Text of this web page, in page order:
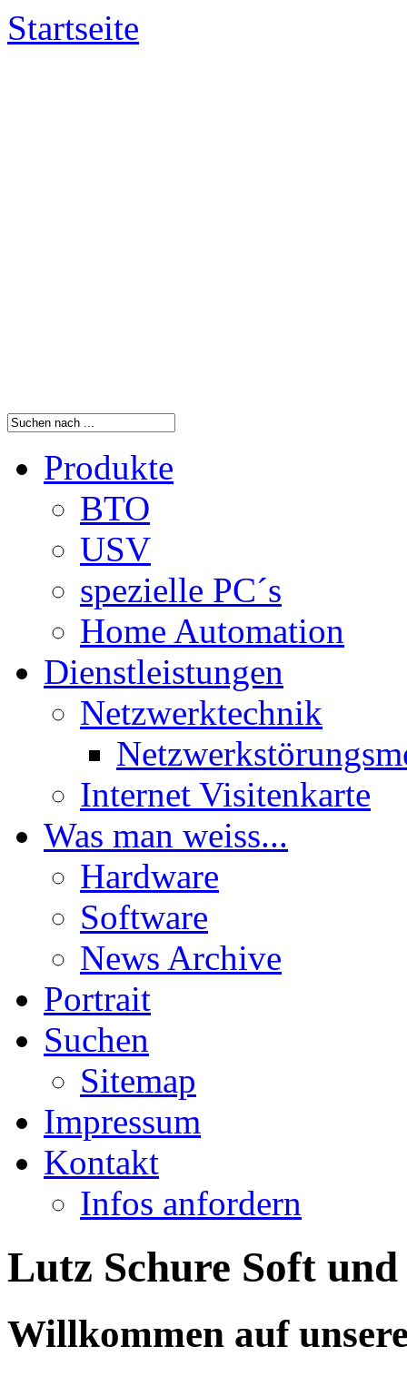
Startseite
Produkte
BTO
USV
spezielle PC´s
Home Automation
Dienstleistungen
Netzwerktechnik
Internet Visitenkarte
Was man weiss...
Hardware
Software
News Archive
Portrait
Suchen
Sitemap
Impressum
Kontakt
Infos anfordern
Lutz Schure Soft
Willkommen auf